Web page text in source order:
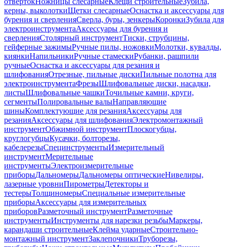
керны, выколоткиЩетки слесарныеОснастка и аксессуары для
бурения и сверленияСверла, буры, зенкерыКоронкиЗубила для
электроинструментаАксессуары для бурения и
сверленияСтолярный инструментТиски, струбцины,
гейферные зажимыРучные пилы, ножовкиМолотки, кувалды,
киянкиНапильникиРучные стамескиРубанки, рашпили
ручныеОснастка и аксессуары для резания и
шлифованияОтрезные, пильные дискиПильные полотна для
электроинструментаФрезыШлифовальные диски, насадки,
листыШлифовальные чашкиТочильные камни, круги,
сегментыПолировальные валыНаправляющие
шиныКомплектующие для резанияАксессуары для
резанияАксессуары для шлифованияЭлектромонтажный
инструментОбжимной инструментПлоскогубцы,
круглогубцыКусачки, болторезы,
кабелерезыСпецинструментыИзмерительный
инструментМерительные
инструментыЭлектроизмерительные
приборыДальномерыДальномеры оптическиеНивелиры,
лазерные уровниПирометрыДетекторы и
тестерыТолщиномерыСпециальные измерительные
приборыАксессуары для измерительных
приборовРазметочный инструментРазметочные
инструментыИнструменты для нарезки резьбыМаркеры,
карандаши строительныеКлейма ударныеСтроительно-
монтажный инструментЗаклепочникиТруборезы,